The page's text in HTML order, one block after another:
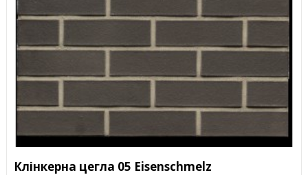
Клінкерна цегла 05 Eisenschmelz